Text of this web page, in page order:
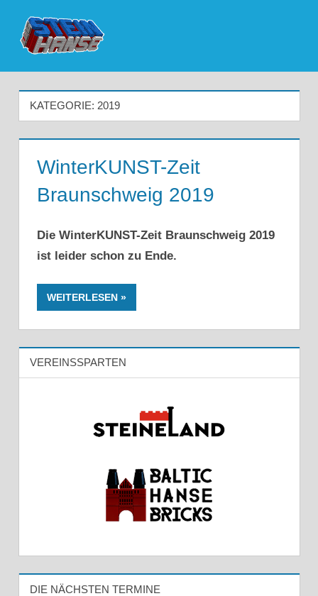
Inhalt
springen
Die
LEGO
User
Group
Deutschlands
KATEGORIE: 2019
WinterKUNST-Zeit
Braunschweig 2019
Die WinterKUNST-Zeit Braunschweig 2019
ist leider schon zu Ende.
WEITERLESEN
VEREINSSPARTEN
DIE NÄCHSTEN TERMINE